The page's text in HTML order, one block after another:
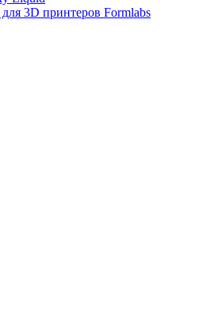
3D принтеров Formlabs